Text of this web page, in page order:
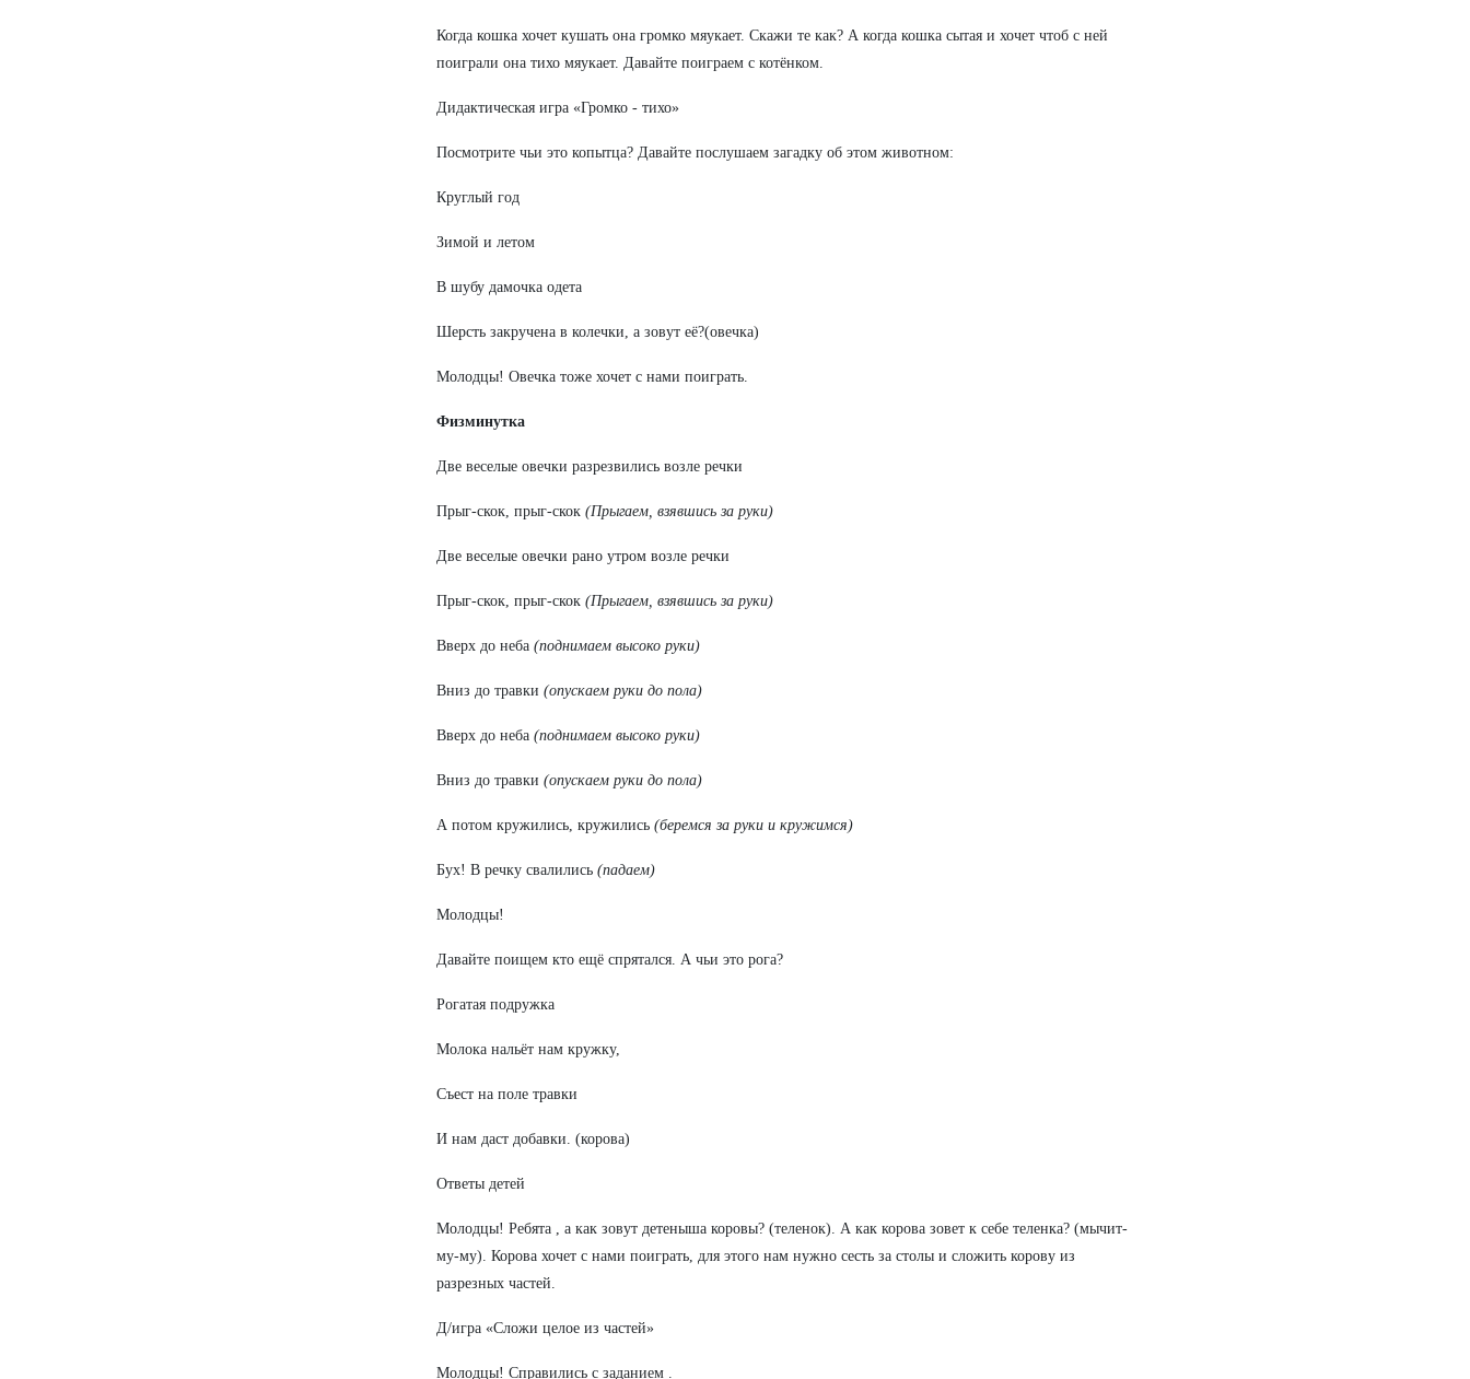
Когда кошка хочет кушать она громко мяукает. Скажи те как? А когда кошка сытая и хочет чтоб с ней
поиграли она тихо мяукает. Давайте поиграем с котёнком.
Дидактическая игра «Громко - тихо»
Посмотрите чьи это копытца? Давайте послушаем загадку об этом животном:
Круглый год
Зимой и летом
В шубу дамочка одета
Шерсть закручена в колечки, а зовут её?(овечка)
Молодцы! Овечка тоже хочет с нами поиграть.
Физминутка
Две веселые овечки разрезвились возле речки
Прыг-скок, прыг-скок (Прыгаем, взявшись за руки)
Две веселые овечки рано утром возле речки
Прыг-скок, прыг-скок (Прыгаем, взявшись за руки)
Вверх до неба (поднимаем высоко руки)
Вниз до травки (опускаем руки до пола)
Вверх до неба (поднимаем высоко руки)
Вниз до травки (опускаем руки до пола)
А потом кружились, кружились (беремся за руки и кружимся)
Бух! В речку свалились (падаем)
Молодцы!
Давайте поищем кто ещё спрятался. А чьи это рога?
Рогатая подружка
Молока нальёт нам кружку,
Съест на поле травки
И нам даст добавки. (корова)
Ответы детей
Молодцы! Ребята , а как зовут детеныша коровы? (теленок). А как корова зовет к себе теленка? (мычит-
му-му). Корова хочет с нами поиграть, для этого нам нужно сесть за столы и сложить корову из
разрезных частей.
Д/игра «Сложи целое из частей»
Молодцы! Справились с заданием .